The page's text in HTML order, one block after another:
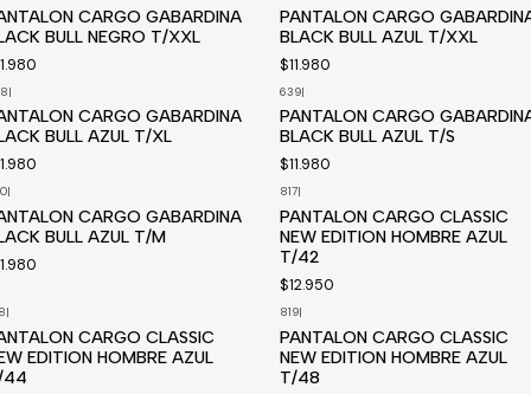
CARGO GABARDINA
BULL NEGRO T/XXL
PANTALON CARGO
BLACK BULL AZUL T/XXL
$11.980
|
CARGO GABARDINA
BULL AZUL T/XL
639|
PANTALON CARGO
BLACK BULL AZUL T/S
$11.980
|
CARGO GABARDINA
BULL AZUL T/M
817|
PANTALON CARGO CLASSIC
NEW EDITION HOMBRE AZUL
T/42
$12.950
|
CARGO CLASSIC
EDITION HOMBRE AZUL
44
819|
PANTALON CARGO CLASSIC
NEW EDITION HOMBRE AZUL
T/48